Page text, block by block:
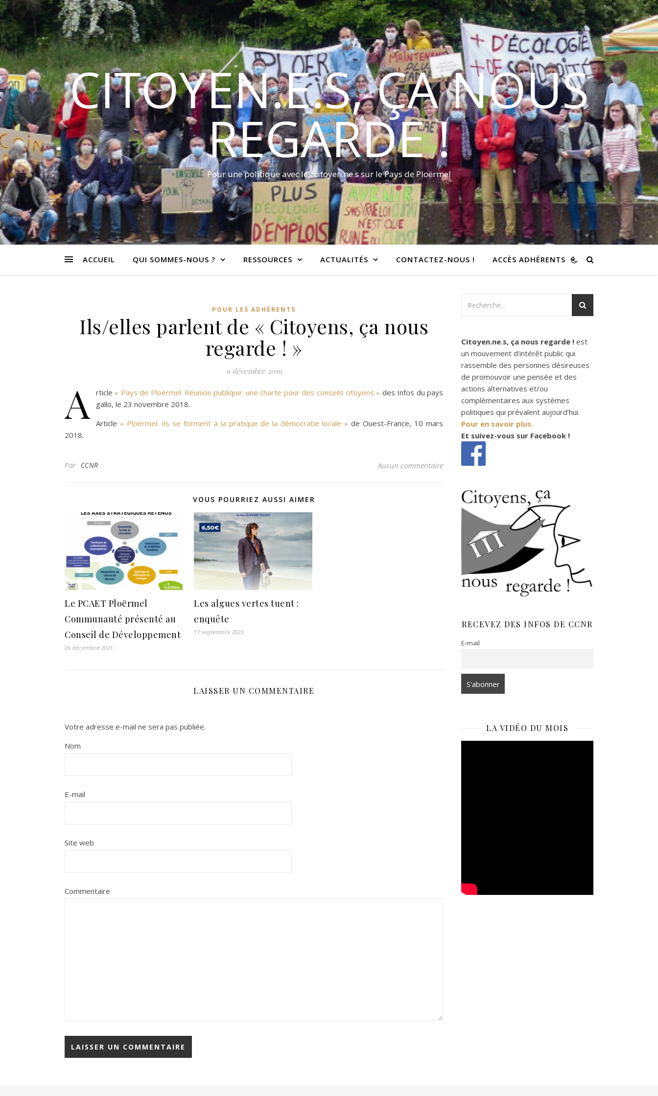
CITOYEN.E.S, ÇA NOUS
REGARDE !
Pour une politique avec les citoyen.ne.s sur le Pays de Ploërmel
ACCUEIL QUI SOMMES-NOUS ? RESSOURCES ACTUALITÉS CONTACTEZ-NOUS ! ACCÈS ADHÉRENTS
POUR LES ADHÉRENTS
Ils/elles parlent de « Citoyens, ça nous
regarde ! »
9 décembre 2019
A rticle « Pays de Ploërmel. Réunion publique: une charte pour des conseils citoyens » des Infos du pays
gallo, le 23 novembre 2018.
Article « Ploërmel. Ils se forment à la pratique de la démocratie locale » de Ouest-France, 10 mars
2018.
Par CCNR Aucun commentaire
VOUS POURRIEZ AUSSI AIMER
Le PCAET Ploërmel
Communauté présenté au
Conseil de Développement
26 décembre 2021
Les algues vertes tuent :
enquête
17 septembre 2023
LAISSER UN COMMENTAIRE
Votre adresse e-mail ne sera pas publiée.
Nom
E-mail
Site web
Commentaire
Citoyen.ne.s, ça nous regarde ! est
un mouvement d’intérêt public qui
rassemble des personnes désireuses
de promouvoir une pensée et des
actions alternatives et/ou
complémentaires aux systèmes
politiques qui prévalent aujourd’hui.
Pour en savoir plus.
Et suivez-vous sur Facebook !
RECEVEZ DES INFOS DE CCNR
E-mail
LA VIDÉO DU MOIS